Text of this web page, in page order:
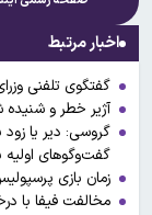
اخبار مرتبط
گفتگوی تلفنی
آژیر خطر و شنیده
گروسی: دیر یا زود
گفت‌وگوهای
زمان بازی
مخالفت فیفا با